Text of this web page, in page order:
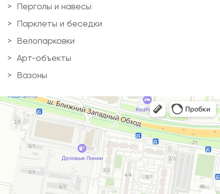
Перголы и навесы
Парклеты и беседки
Велопарковки
Арт-объекты
Вазоны